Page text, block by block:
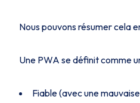
Nous pouvons résumer cela
Une PWA se définit comme
Fiable (avec une